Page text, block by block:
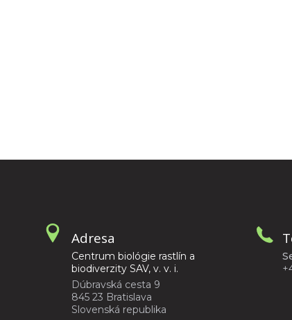
Adresa
Centrum biológie rastlín a
biodiverzity SAV, v. v. i.
Dúbravská cesta 9
845 23 Bratislava
Slovenská republika